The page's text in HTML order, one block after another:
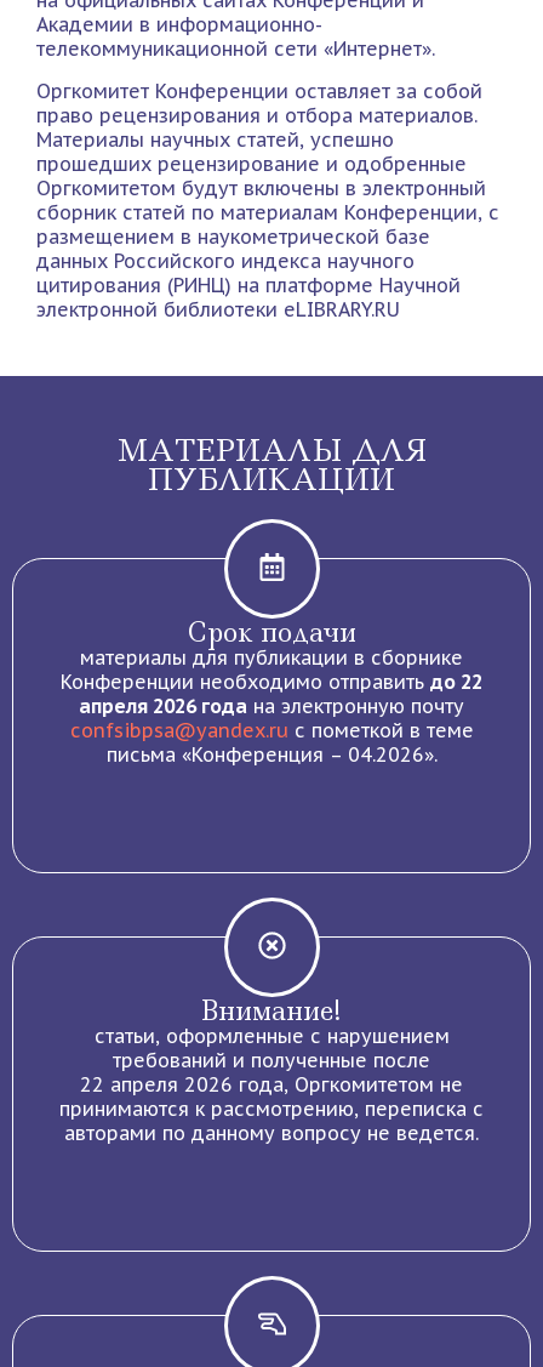
Академии в информационно-
телекоммуникационной сети «Интернет».
Оргкомитет Конференции оставляет за собой
право рецензирования и отбора материалов.
Материалы научных статей, успешно
прошедших рецензирование и одобренные
Оргкомитетом будут включены в электронный
сборник статей по материалам Конференции, с
размещением в наукометрической базе
данных Российского индекса научного
цитирования (РИНЦ) на платформе Научной
электронной библиотеки eLIBRARY.RU
МАТЕРИАЛЫ ДЛЯ
ПУБЛИКАЦИИ
Срок подачи
материалы для публикации в сборнике
Конференции необходимо отправить до 22
апреля 2026 года на электронную почту
confsibpsa@yandex.ru с пометкой в теме
письма «Конференция – 04.2026».
Внимание!
cтатьи, оформленные с нарушением
требований и полученные после
22 апреля 2026 года, Оргкомитетом не
принимаются к рассмотрению, переписка с
авторами по данному вопросу не ведется.